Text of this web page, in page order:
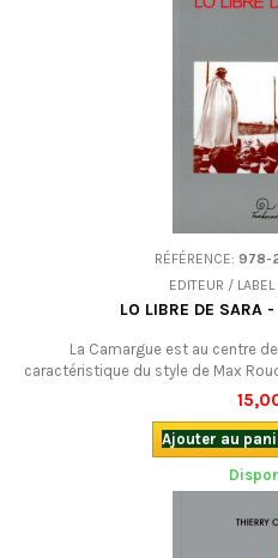
RÉFÉRENCE: 978-
EDITEUR / LABEL
LO LIBRE DE SARA
La Camargue est au centre
caractéristique du style de Max
se mêlent réflexions personnelles
des paysages ou des
Ajouter au